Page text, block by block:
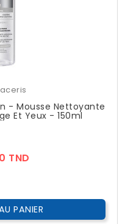
- Mousse Nettoyante
Et Yeux - 150ml
TND
PANIER